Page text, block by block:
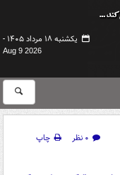
یکشنبه ۱۸ مرداد ۱۴۰۵ -
Aug 9 2026
۰ نظر
چاپ